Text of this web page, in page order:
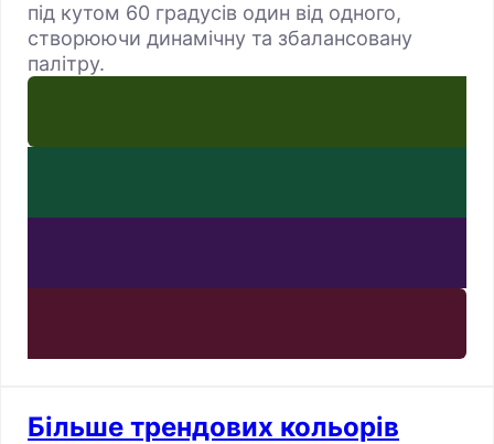
під кутом 60 градусів один від одного,
створюючи динамічну та збалансовану
палітру.
Більше трендових кольорів